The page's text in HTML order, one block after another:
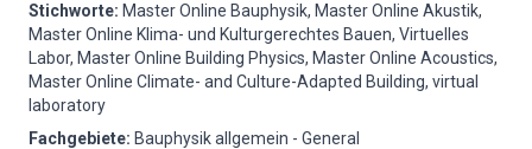
Stichworte: Master Online Bauphysik, Master Online Akustik,
Master Online Klima- und Kulturgerechtes Bauen, Virtuelles
Labor, Master Online Building Physics, Master Online Acoustics,
Master Online Climate- and Culture-Adapted Building, virtual
laboratory
Fachgebiete: Bauphysik allgemein - General